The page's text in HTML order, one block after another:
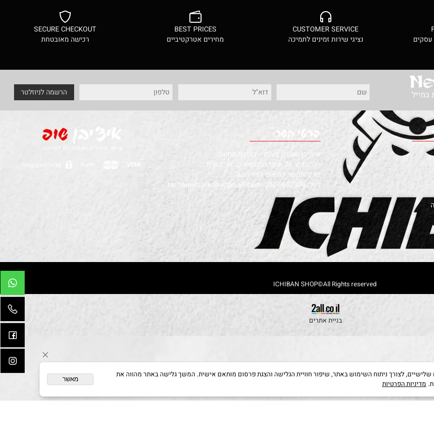
נציגי שירות זמינים לתמיכה
מחירים אטרקטיביים
רכישה מאובטחת
איצ'יבן ספורט בע"מ – כתובת החנות:
רח' שנקר 26 איזור התעשיה ק. אריה פ"ת
נא להתקשר לתיאום לפני הגעה
לטל.052-3652970
בניית אתרים